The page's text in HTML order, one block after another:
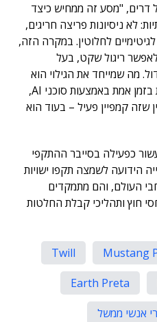
דרים, "מסע זה ממחיש כיצד
לא ניסיונות פריצה חריגים,
לחלוטין. במקרה הזה,
ריגול שקט, בעל
מה שמייחד את הגילוי הוא
היכולת שלנו לזהות את הפעילות בזמן אמת באמצעות סוכני AI,
שזה קמפיין פעיל – בעוד הוא
כפעילה בסייבר ההתקפי
הידועה לשמצה תקפו ישויות
העולם, והם מתמקדים
חוץ ותהליכי קבלת החלטות
Mustang
Twill
Earth Preta
אנשי ממשל